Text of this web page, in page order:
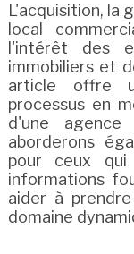
L'acquisition, la
local
l'intérêt des
immobiliers et
article offre
processus en
d'une agence
aborderons
pour ceux
informations
aider à
domaine